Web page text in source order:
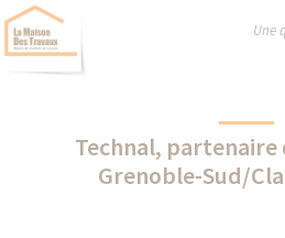
Une
Technal, partenaire
Grenoble-Sud/